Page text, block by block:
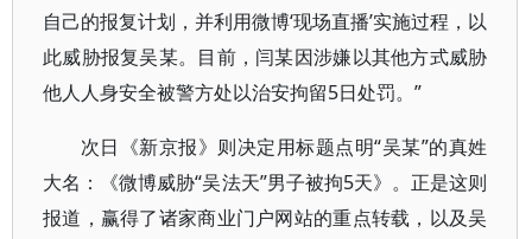
自己的报复计划，并利用微博‘现场直播’实施过程，以
此威胁报复吴某。目前，闫某因涉嫌以其他方式威胁
他人人身安全被警方处以治安拘留5日处罚。”
次日《新京报》则决定用标题点明“吴某”的真姓
大名：《微博威胁“吴法天”男子被拘5天》。正是这则
报道，赢得了诸家商业门户网站的重点转载，以及吴